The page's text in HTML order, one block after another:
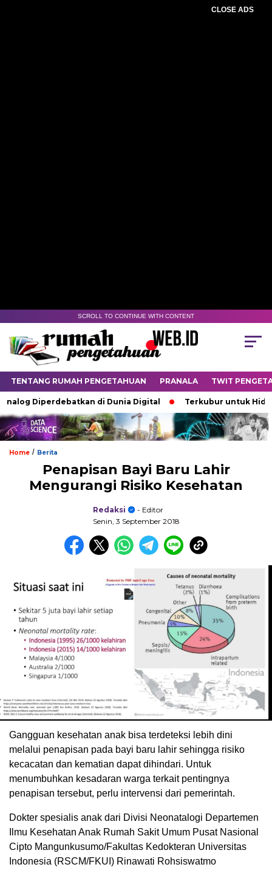
CLOSE ADS
SCROLL TO CONTINUE WITH CONTENT
TENTANG RUMAH PENGETAHUAN PRANALA TWIT
Diperdebatkan di Dunia Digital Terkubur untuk Hidup
Home / Berita
Penapisan Bayi Baru Lahir
Mengurangi Risiko Kesehatan
Redaksi
- Editor
Senin, 3 September 2018
Gangguan kesehatan anak bisa terdeteksi lebih dini
melalui penapisan pada bayi baru lahir sehingga risiko
kecacatan dan kematian dapat dihindari. Untuk
menumbuhkan kesadaran warga terkait pentingnya
penapisan tersebut, perlu intervensi dari pemerintah.
Dokter spesialis anak dari Divisi Neonatalogi Departemen
Ilmu Kesehatan Anak Rumah Sakit Umum Pusat Nasional
Cipto Mangunkusumo/Fakultas Kedokteran Universitas
Indonesia (RSCM/FKUI) Rinawati Rohsiswatmo